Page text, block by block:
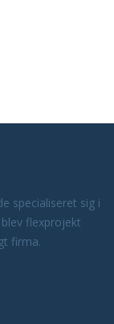
specialiseret sig i
flexprojekt
firma.